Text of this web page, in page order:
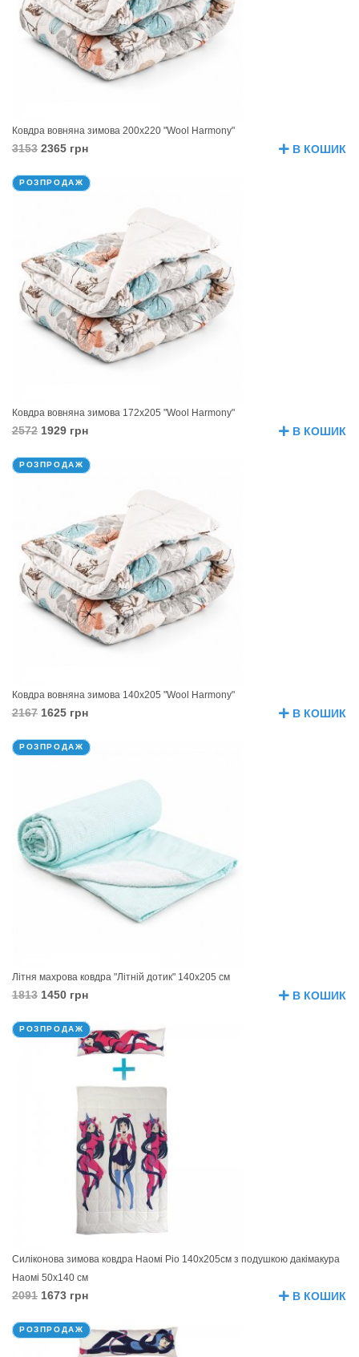
Ковдра вовняна зимова 200х220 "Wool Harmony"
3153 2365 грн В КОШИК
РОЗПРОДАЖ
Ковдра вовняна зимова 172х205 "Wool Harmony"
2572 1929 грн В КОШИК
РОЗПРОДАЖ
Ковдра вовняна зимова 140х205 "Wool Harmony"
2167 1625 грн В КОШИК
РОЗПРОДАЖ
Літня махрова ковдра "Літній дотик" 140х205 см
1813 1450 грн В КОШИК
РОЗПРОДАЖ
Силіконова зимова ковдра Наомі Ріо 140х205см з подушкою дакімакура
Наомі 50х140 см
2091 1673 грн В КОШИК
РОЗПРОДАЖ